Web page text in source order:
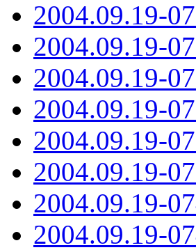
2004.09.19-
2004.09.19-
2004.09.19-
2004.09.19-
2004.09.19-
2004.09.19-
2004.09.19-
2004.09.19-